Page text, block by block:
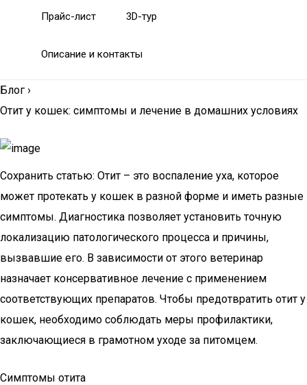
Прайс-лист 3D-тур
Описание и контакты
Блог ›
Отит у кошек: симптомы и лечение в домашних условиях
Сохранить статью: Отит – это воспаление уха, которое
может протекать у кошек в разной форме и иметь разные
симптомы. Диагностика позволяет установить точную
локализацию патологического процесса и причины,
вызвавшие его. В зависимости от этого ветеринар
назначает консервативное лечение с применением
соответствующих препаратов. Чтобы предотвратить отит у
кошек, необходимо соблюдать меры профилактики,
заключающиеся в грамотном уходе за питомцем.
Симптомы отита